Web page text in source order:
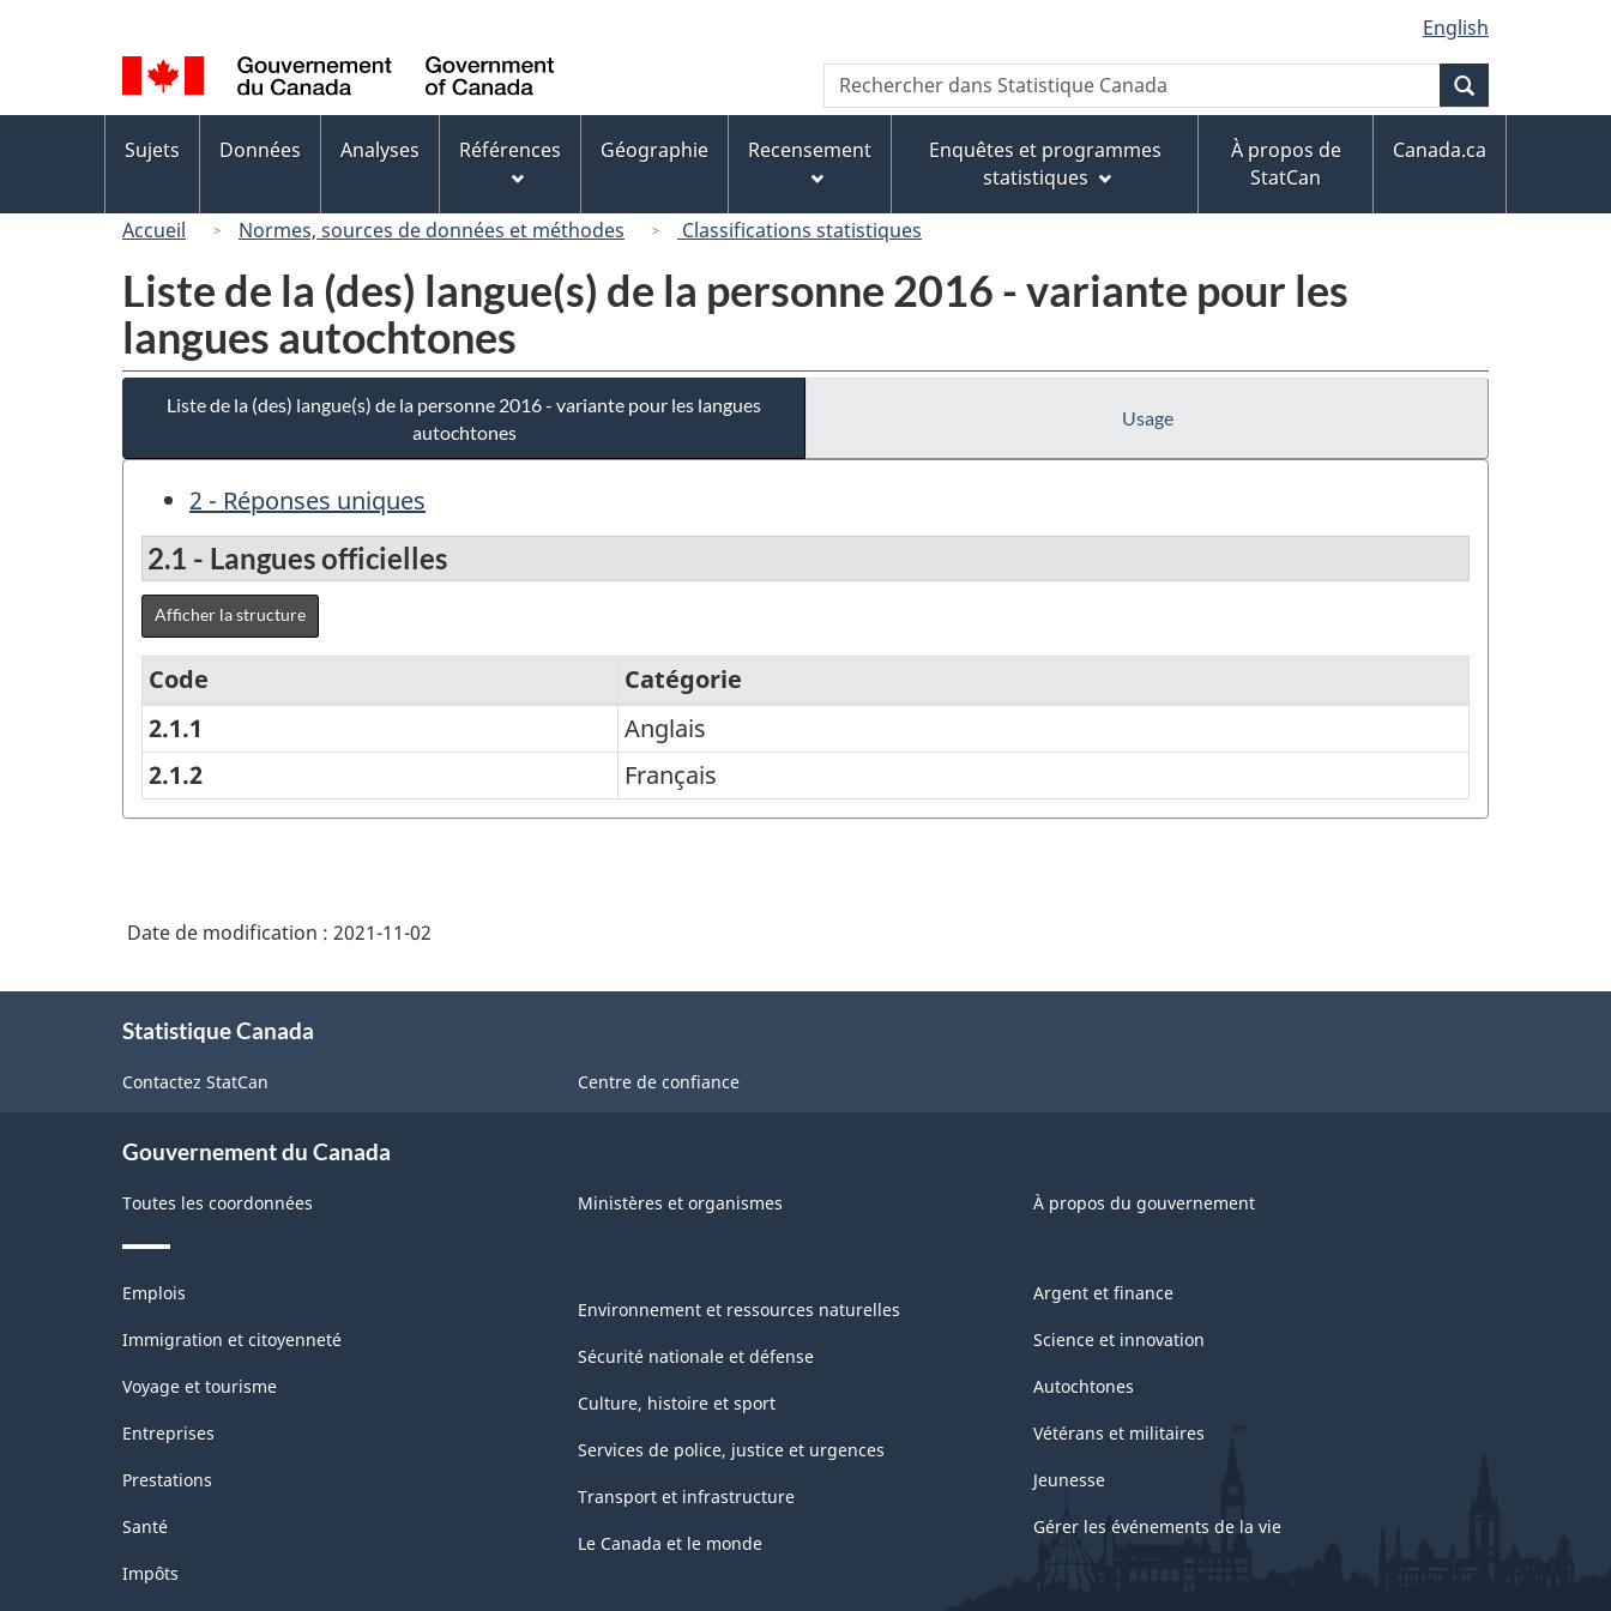
au
contenu
principal
« À
propos
de
ce
version
HTML
simplifiée
de
la
langue
English
Canada
Recherche
Rechercher
dans
Canada
des
Sujets Données Analyses Références Géographie Recensement
Enquêtes et programmes
statistiques
À propos de
StatCan
Canada.ca
Accueil Normes, sources de données et méthodes Classifications statistiques
Liste de la (des) langue(s) de la personne 2016 - variante pour les
langues autochtones
Liste de la (des) langue(s) de la personne 2016 - variante pour les langues
autochtones
Usage
2 - Réponses uniques
2.1 - Langues officielles
Afficher la structure
Liste
de
la
de
2016
-
pour
les
langues
autochtones
de
la
classification
Code
Catégorie
2.1.1
Anglais
2.1.2
Français
Date de modification : 2021-11-02
Statistique Canada
Contactez StatCan Centre de confiance
Gouvernement du Canada
Toutes les coordonnées Ministères et organismes À propos du gouvernement
Thèmes
sujets
Emplois
Immigration et citoyenneté
Voyage et tourisme
Entreprises
Prestations
Santé
Impôts
Environnement et ressources naturelles
Sécurité nationale et défense
Culture, histoire et sport
Services de police, justice et urgences
Transport et infrastructure
Le Canada et le monde
Argent et finance
Science et innovation
Autochtones
Vétérans et militaires
Jeunesse
Gérer les événements de la vie